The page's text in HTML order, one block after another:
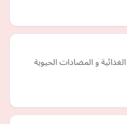
و المضادات الحيوية